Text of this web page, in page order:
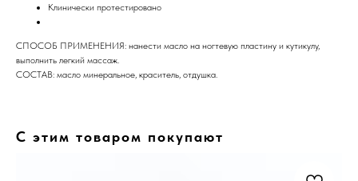
Клинически протестировано
СПОСОБ ПРИМЕНЕНИЯ: нанести масло на ногтевую пластину и кутикулу,
выполнить легкий массаж.
СОСТАВ: масло минеральное, краситель, отдушка.
С этим товаром покупают